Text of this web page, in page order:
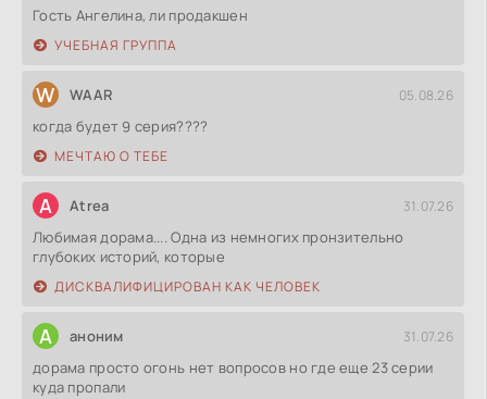
Гость Ангелина, ли продакшен
УЧЕБНАЯ ГРУППА
W WAAR 05.08.26
когда будет 9 серия????
МЕЧТАЮ О ТЕБЕ
A Atrea 31.07.26
Любимая дорама.... Одна из немногих пронзительно
глубоких историй, которые
ДИСКВАЛИФИЦИРОВАН КАК ЧЕЛОВЕК
А аноним 31.07.26
дорама просто огонь нет вопросов но где еще 23 серии
куда пропали